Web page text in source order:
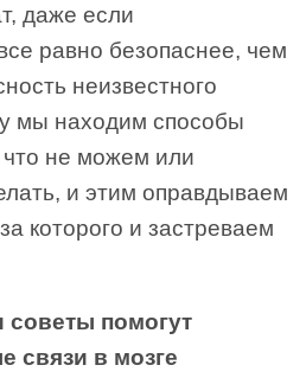
даже если
равно безопаснее, чем
неизвестного
мы находим способы
что не можем или
и этим оправдываем
которого и застреваем
советы помогут
связи в мозге